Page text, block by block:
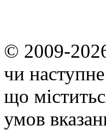
© 2009-
чи
що
умов